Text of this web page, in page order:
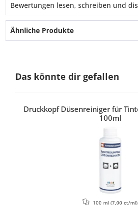
Bewertungen lesen, schreiben und
Ähnliche Produkte
Das könnte dir gefallen
Druckkopf Düsenreiniger für
100ml
100 ml (7,00 ct/ml)